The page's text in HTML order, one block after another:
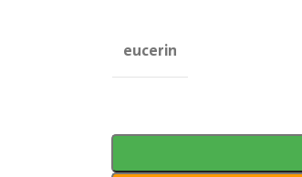
eucerin